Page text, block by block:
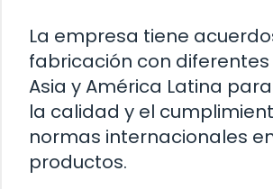
La empresa tiene
fabricación con diferentes
Asia y América Latina
la calidad y el
normas internacionales
productos.